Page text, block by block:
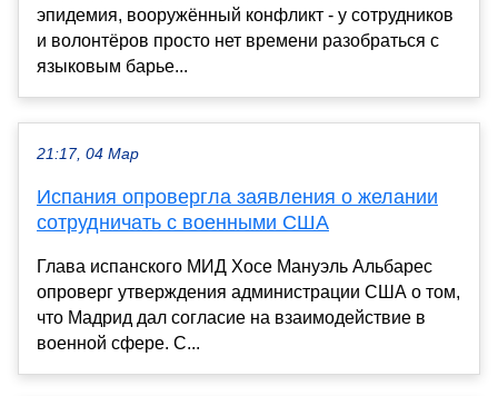
эпидемия, вооружённый конфликт - у сотрудников
и волонтёров просто нет времени разобраться с
языковым барье...
21:17, 04 Мар
Испания опровергла заявления о желании
сотрудничать с военными США
Глава испанского МИД Хосе Мануэль Альбарес
опроверг утверждения администрации США о том,
что Мадрид дал согласие на взаимодействие в
военной сфере. С...